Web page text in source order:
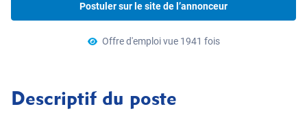
Postuler sur le site de l’annonceur
Offre d'emploi vue 1941 fois
Descriptif du poste